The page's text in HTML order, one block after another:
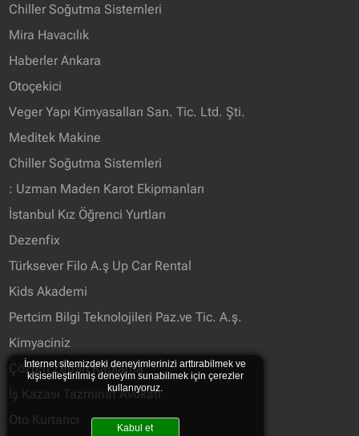
Chiller Soğutma Sistemleri
Mira Havacılık
Haberler Ankara
Otoçekici
Veger Yapı Kimyasalları San. Tic. Ltd. Şti.
Meditek Makine
Chiller Soğutma Sistemleri
: Uzman Maden Karot Ekipmanları
İstanbul Kız Öğrenci Yurtları
Dezenfix
Türksever Filo A.ş Up Car Rental
Kids Akademi
Pertcim Bilgi Teknolojileri Paz.ve Tic. A.ş.
Kimyaciniz
Çözüm Zemin Kaplama
İş Kazası Tazminat Avukatı
Oto Kurtarıcı
İnternet sitemizdeki deneyimlerinizi arttırabilmek ve
kişiselleştirilmiş deneyim sunabilmek için çerezler
kullanıyoruz.
Kabul et